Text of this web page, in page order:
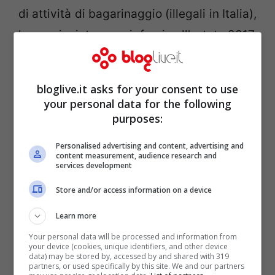
di attività di bagarinaggio (illegali in Italia),
ha cominciato a venir fuori nell’estate 2017,
in occasione del concerto che i
avrebbero dovuto tenere a San Siro il 3
luglio.
bloglive.it asks for your consent to use
your personal data for the following
purposes:
Personalised advertising and content, advertising and
content measurement, audience research and
services development
Store and/or access information on a device
Learn more
Your personal data will be processed and information from
your device (cookies, unique identifiers, and other device
data) may be stored by, accessed by and shared with 319
partners, or used specifically by this site. We and our partners